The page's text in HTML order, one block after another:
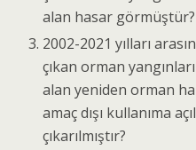
alan hasar görmüştür?
2002-2021 yılları
çıkan orman
alan yeniden orman
amaç dışı kullanıma
çıkarılmıştır?